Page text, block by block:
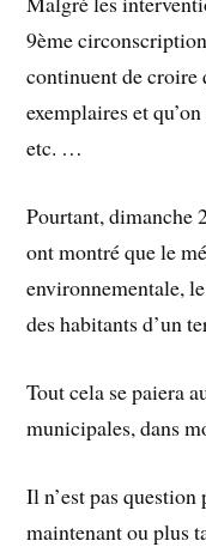
9ème
continuent de croire
exemplaires et
etc. …
Pourtant, dimanche
ont montré que le
environnementale,
des habitants d’un
Tout cela se paiera
municipales, dans
Il n’est pas question
maintenant ou plus